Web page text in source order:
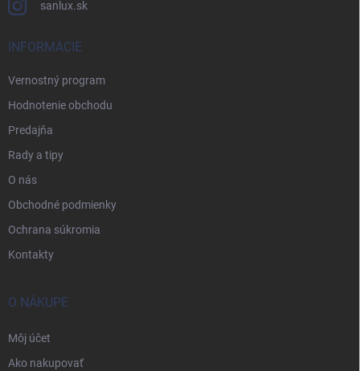
sanlux.sk
INFORMÁCIE
Vernostný program
Hodnotenie obchodu
Predajňa
Rady a tipy
O nás
Obchodné podmienky
Ochrana súkromia
Kontakty
O NÁKUPE
Môj účet
Ako nakupovať